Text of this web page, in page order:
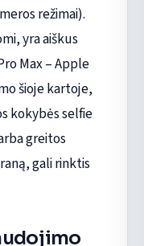
režimai).
yra aiškus
Max – Apple
šioje kartoje,
kokybės selfie
greitos
gali rinktis